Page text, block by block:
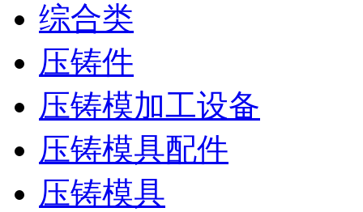
综合类
压铸件
压铸模加工设备
压铸模具配件
压铸模具